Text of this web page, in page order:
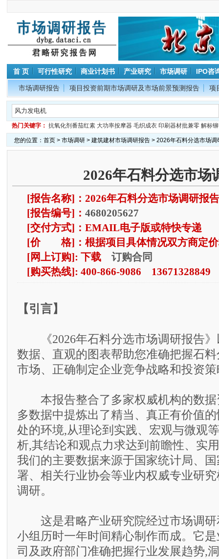
首 页 可行性研究 商业计划书 产业研究 市场调研 IPO咨
市场调研报告 项目投资前期市场调研及市场前景预测报告 项
热门关键字： 抗氧化剂番茄红素 大功率按摩器 毛织成衣 印刷器材批兼零 解标铆
您的位置： 首页> 市场调研> 建筑建材市场调研报告> 2026年石料分选市场调
2026年石料分选市场
[报告名称]：2026年石料分选市场调研报告
[报告编号]： 4680205627
[交付方式]：EMAIL电子版或特快专递
[价 格]：根据项目具体情况双方商定
[网上订购]: 下载 订购合同
[购买热线]: 400-866-9086 13671328849
【引言】
《2026年石料分选市场调研报告》
数据、直观的图表帮助您准确把握石
市场、正确制定企业竞争战略和投资策
本报告整合了多家权威机构的数据
多数据中提炼出了精当、真正有价值
处的环境,从理论到实践、宏观与微观
析,其结论和观点力求达到前瞻性、实
我们的主要数据来源于国家统计局、
署、相关行业协会等业内权威专业研
调研。
这是君略产业研究院经过市场调研
小组历时一年时间精心制作而成。它
司及政府部门准确把握行业发展趋势,